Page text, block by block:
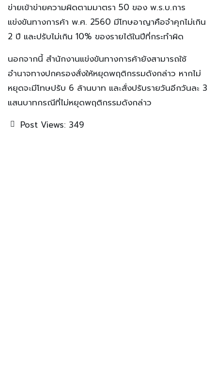
ข่ายเข้าข่ายความผิดตามมาตรา 50 ของ พ.ร.บ.การ
แข่งขันทางการค้า พ.ศ. 2560 มีโทษอาญาคือจำคุกไม่เกิน
2 ปี และปรับไม่เกิน 10% ของรายได้ในปีที่กระทำผิด
นอกจากนี้ สำนักงานแข่งขันทางการค้ายังสามารถใช้
อำนาจทางปกครองสั่งให้หยุดพฤติกรรมดังกล่าว หากไม่
หยุดจะมีโทษปรับ 6 ล้านบาท และสั่งปรับรายวันอีกวันละ 3
แสนบาทกรณีที่ไม่หยุดพฤติกรรมดังกล่าว
Post Views: 349